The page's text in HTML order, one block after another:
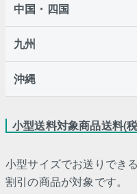
中国・四国
九州
沖縄
小型送料対象商品送料(
小型サイズでお送りでき
割引の商品が対象です。